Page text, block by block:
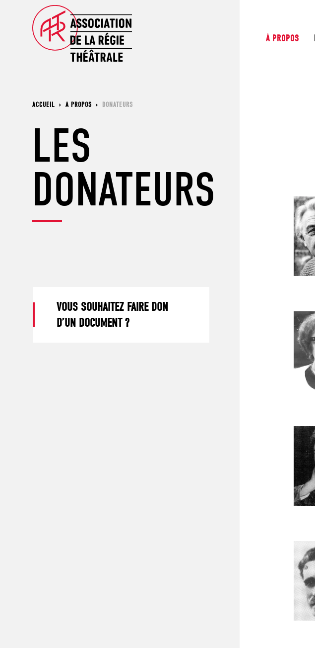
À PROPOS
ACCUEIL › À PROPOS › DONATEURS
LES
DONATEURS
VOUS SOUHAITEZ FAIRE DON
D’UN DOCUMENT ?